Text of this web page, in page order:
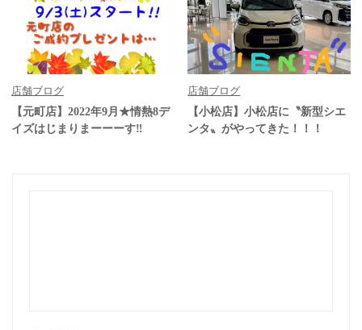
店舗ブログ
【元町店】2022年9月★情熱8デ
イズはじまりまーーーす‼
店舗ブログ
【小松店】小松店に〝新型シエ
ンタ〟がやってきた！！！